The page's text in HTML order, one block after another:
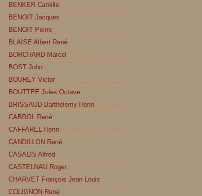
BENKER Camille
BENOIT Jacques
BENOIT Pierre
BLAISE Albert René
BORCHARD Marcel
BOST John
BOUREY Victor
BOUTTEE Jules Octave
BRISSAUD Barthelemy Henri
CABROL René
CAFFAREL Henri
CANDILLON René
CASALIS Alfred
CASTELNAU Roger
CHARVET François Jean Louis
COLIGNON René